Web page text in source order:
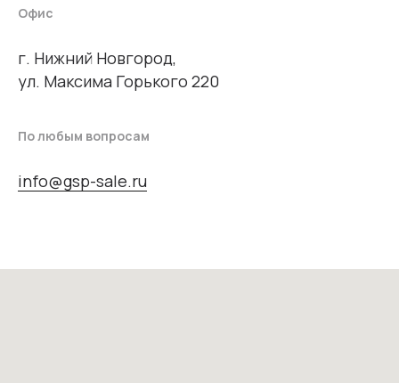
Офис
г. Нижний Новгород,
ул. Максима Горького 220
По любым вопросам
info@gsp-sale.ru